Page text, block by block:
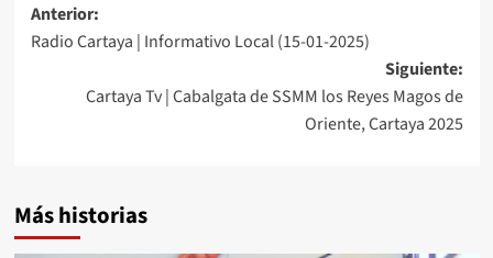
Anterior:
Radio Cartaya | Informativo Local (15-01-2025)
Siguiente:
Cartaya Tv | Cabalgata de SSMM los Reyes Magos de
Oriente, Cartaya 2025
Más historias